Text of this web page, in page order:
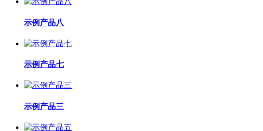
示例产品八
示例产品七
示例产品三